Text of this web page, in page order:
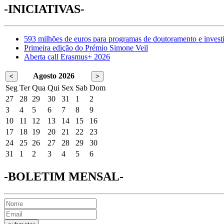
-INICIATIVAS-
593 milhões de euros para programas de doutoramento e
Primeira edição do Prémio Simone Veil
Aberta call Erasmus+ 2026
< Agosto 2026 >
Seg Ter Qua Qui Sex Sab Dom
27
28 29 30 31 1
2
3
4 5 6 7 8
9
10
11 12 13 14 15
16
17
18 19 20 21 22
23
24
25 26 27 28 29
30
31
1 2 3 4 5 6
-BOLETIM MENSAL-